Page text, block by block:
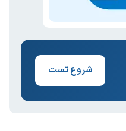
شروع تست